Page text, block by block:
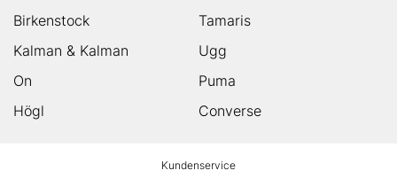
Birkenstock
Tamaris
Kalman & Kalman
Ugg
On
Puma
Högl
Converse
Kundenservice